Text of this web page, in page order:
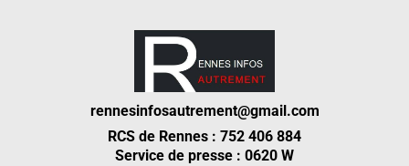
rennesinfosautrement@gmail.com
RCS de Rennes : 752 406 884
Service de presse : 0620 W